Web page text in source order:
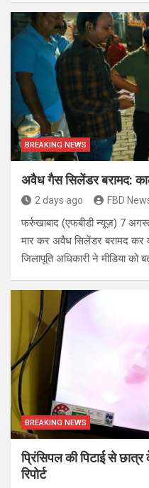
BREAKING NEWS
अवैध गैस सिलेंडर बरामद:
2 days ago FBD
फर्रुखाबाद (एफबीडी न्यूज़) 7
मार कर अवैध सिलेंडर बरामद कर
जिलापूति अधिकारी ने मीडिया को
BREAKING NEWS
प्रिंसिपल की पिटाई से छात्र
रिपोर्ट